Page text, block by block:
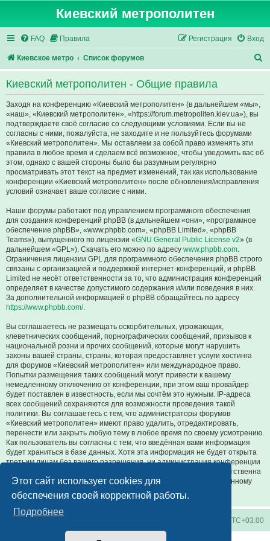
Этот сайт использует cookies для
обеспечения своей корректной работы.
Подробнее
Киевский метрополитен
FAQ Правила Вход
Регистрация
Киевское метро Список форумов
о
Киевский метрополитен - Общие правила
Заходя на конференцию «Киевский метрополитен» (в дальнейшем «мы»,
«наш», «Киевский метрополитен», «https://forum.metropoliten.kiev.ua»), вы
подтверждаете своё согласие со следующими условиями. Если вы не
согласны с ними, пожалуйста, не заходите и не пользуйтесь форумами
«Киевский метрополитен». Мы оставляем за собой право изменять эти
правила в любое время и сделаем всё возможное, чтобы уведомить вас об
этом, однако с вашей стороны было бы разумным регулярно
просматривать этот текст на предмет изменений, так как использование
конференции «Киевский метрополитен» после обновления/исправления
условий означает ваше согласие с ними.
Наши форумы работают под управлением программного обеспечения
для создания конференций phpBB (в дальнейшем «они», «программное
обеспечение phpBB», «www.phpbb.com», «phpBB Limited», «phpBB
Teams»), выпущенного по лицензии «GNU General Public License v2» (в
дальнейшем «GPL»). Скачать его можно по адресу www.phpbb.com.
Ограничения лицензии GPL для программного обеспечения phpBB строго
связаны с организацией и поддержкой интернет-конференций, и phpBB
Limited не несёт ответственности за то, что администрация конференций
определяет в качестве допустимого содержания и/или поведения в них.
За дополнительной информацией о phpBB обращайтесь по адресу
https://www.phpbb.com/.
Вы соглашаетесь не размещать оскорбительных, угрожающих,
клеветнических сообщений, порнографических сообщений, призывов к
национальной розни и прочих сообщений, которые могут нарушить
законы вашей страны, страны, которая предоставляет услуги хостинга
для форумов «Киевский метрополитен» или международное право.
Попытки размещения таких сообщений могут привести к вашему
немедленному отключению от конференции, при этом ваш провайдер
будет поставлен в известность, если мы сочтём это нужным. IP-адреса
всех сообщений сохраняются для возможности проведения такой
политики. Вы соглашаетесь с тем, что администраторы форумов
«Киевский метрополитен» имеют право удалить, отредактировать,
перенести или закрыть любую тему в любое время по своему усмотрению.
Как пользователь вы согласны с тем, что введённая вами информация
будет храниться в базе данных. Хотя эта информация не будет открыта
третьим лицам без вашего разрешения, ни администрация конференции
«Киевский метрополитен», ни phpBB Limited не может быть ответственна
за действия хакеров, которые могут привести к несанкционированному
доступу к ней.
UTC+03:00